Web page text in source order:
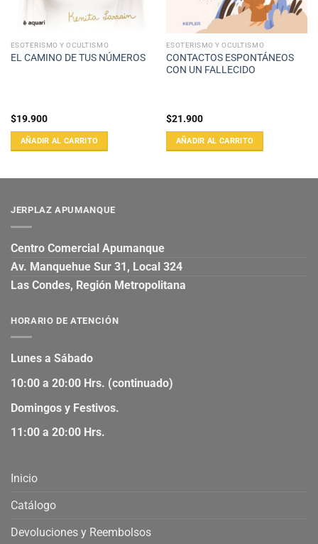
ESOTERISMO Y OCULTISMO
EL CAMINO DE TUS NÚMEROS
$19.900
AÑADIR AL CARRITO
ESOTERISMO Y OCULTISMO
CONTACTOS ESPONTÁNEOS
CON UN FALLECIDO
$21.900
AÑADIR AL CARRITO
JERPLAZ APUMANQUE
Centro Comercial Apumanque
Av. Manquehue Sur 31, Local 324
Las Condes, Región Metropolitana
HORARIO DE ATENCIÓN
Lunes a Sábado
10:00 a 20:00 Hrs. (continuado)
Domingos y Festivos.
11:00 a 20:00 Hrs.
Inicio
Catálogo
Devoluciones y Reembolsos